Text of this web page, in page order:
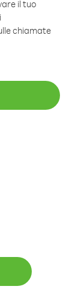
il tuo
chiamate